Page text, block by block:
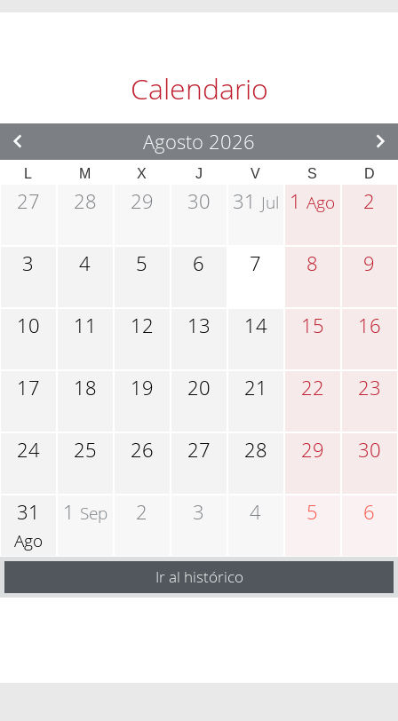
Calendario
Agosto 2026
L M X J V S D
27 28 29 30 31 Jul 1Ago 2
3 4 5 6 7 8 9
10 11 12 13 14 15 16
17 18 19 20 21 22 23
24 25 26 27 28 29 30
31
Ago
1 Sep 2 3 4 5 6
Ir al histórico